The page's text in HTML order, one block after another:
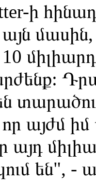
ի
մասին,
10
որ այժմ
այդ
են", -